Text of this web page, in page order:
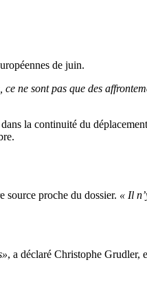
de juin.
ne sont pas que des
la continuité du
source proche du dossier. « Il
, a déclaré Christophe Grudler,